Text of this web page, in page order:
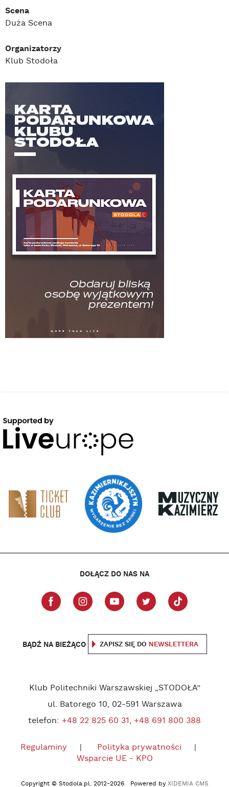
Scena
Duża Scena
Organizatorzy
Klub Stodoła
DOŁĄCZ DO NAS NA
BĄDŹ NA BIEŻĄCO ZAPISZ SIĘ DO NEWSLETTERA
Klub Politechniki Warszawskiej „STODOŁA”
ul. Batorego 10, 02-591 Warszawa
telefon: +48 22 825 60 31, +48 691 800 388
Regulaminy
Polityka prywatności
Wsparcie UE - KPO
Copyright © Stodola.pl. 2012-2026 Powered by XIDEMIA CMS